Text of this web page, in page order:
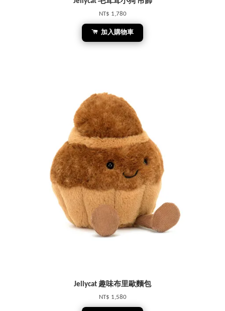
NT$ 1,780
加入購物車
Jellycat 趣味布里歐麵包
NT$ 1,580